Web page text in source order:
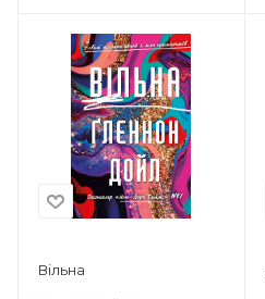
Вільна